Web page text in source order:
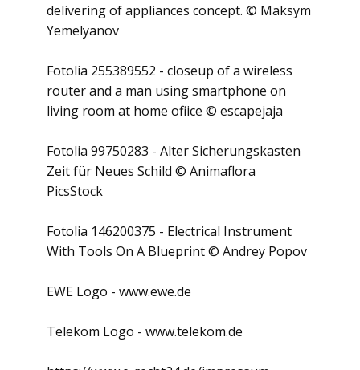
delivering of appliances concept. © Maksym
Yemelyanov
Fotolia 255389552 - closeup of a wireless
router and a man using smartphone on
living room at home ofiice © escapejaja
Fotolia 99750283 - Alter Sicherungskasten
Zeit für Neues Schild © Animaflora
PicsStock
Fotolia 146200375 - Electrical Instrument
With Tools On A Blueprint © Andrey Popov
EWE Logo - www.ewe.de
Telekom Logo - www.telekom.de